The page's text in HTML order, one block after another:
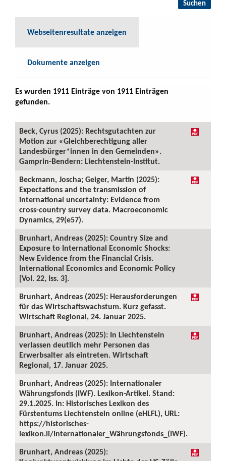
Webseitenresultate anzeigen
Dokumente anzeigen
Es wurden 1911 Einträge von 1911 Einträgen
gefunden.
Beck, Cyrus (2025): Rechtsgutachten zur
Motion zur «Gleichberechtigung aller
Landesbürger*innen in den Gemeinden».
Gamprin-Bendern: Liechtenstein-Institut.
Beckmann, Joscha; Geiger, Martin (2025):
Expectations and the transmission of
international uncertainty: Evidence from
cross-country survey data. Macroeconomic
Dynamics, 29(e57).
Brunhart, Andreas (2025): Country Size and
Exposure to International Economic Shocks:
New Evidence from the Financial Crisis.
International Economics and Economic Policy
[Vol. 22, Iss. 3].
Brunhart, Andreas (2025): Herausforderungen
für das Wirtschaftswachstum. Kurz gefasst.
Wirtschaft Regional, 24. Januar 2025.
Brunhart, Andreas (2025): In Liechtenstein
verlassen deutlich mehr Personen das
Erwerbsalter als eintreten. Wirtschaft
Regional, 17. Januar 2025.
Brunhart, Andreas (2025): Internationaler
Währungsfonds (IWF). Lexikon-Artikel. Stand:
29.1.2025. In: Historisches Lexikon des
Fürstentums Liechtenstein online (eHLFL), URL:
https://historisches-
lexikon.li/Internationaler_Währungsfonds_(IWF).
Brunhart, Andreas (2025):